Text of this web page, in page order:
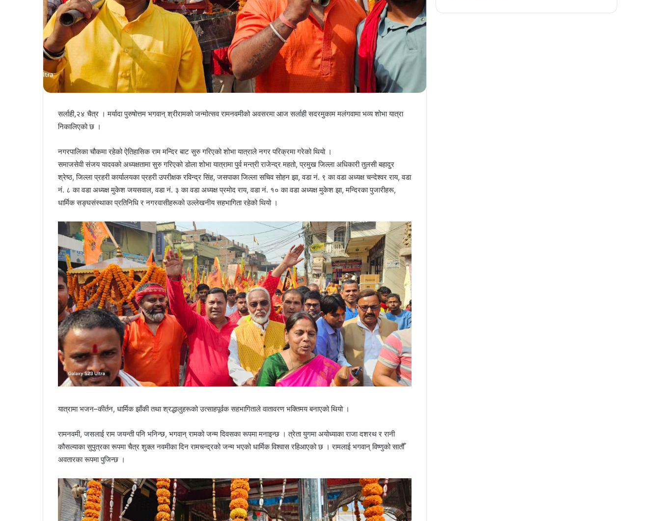
सर्लाही,२४ चैत्र । मर्यादा पुरुषोत्तम भगवान् श्रीरामको जन्मोत्सव रामनवमीको अवसरमा आज सर्लाही सदरमुकाम मलंगवामा भव्य शोभा यात्रा
निकालिएको छ ।
नगरपालिका चौकमा रहेको ऐतिहासिक राम मन्दिर बाट सुरु गरिएको शोभा यात्राले नगर परिक्रमा गरेको थियो ।
समाजसेवी संजय यादवको अध्यक्षतामा सुरु गरिएको डोला शोभा यात्रामा पुर्व मन्त्री राजेन्द्र महतो, प्रमुख जिल्ला अधिकारी तुलसी बहादुर
श्रेष्ठ, जिल्ला प्रहरी कार्यालयका प्रहरी उपरीक्षक रविन्द्र सिंह, जसपाका जिल्ला सचिव सोहन झा, वडा नं. ९ का वडा अध्यक्ष चन्देश्वर राय, वडा
नं. ८ का वडा अध्यक्ष मुकेश जयसवाल, वडा नं. ३ का वडा अध्यक्ष प्रमोद राय, वडा नं. १० का वडा अध्यक्ष मुकेश झा, मन्दिरका पुजारीहरू,
धार्मिक सङ्घसंस्थाका प्रतिनिधि र नगरवासीहरूको उल्लेखनीय सहभागिता रहेको थियो ।
यात्रामा भजन–कीर्तन, धार्मिक झाँकी तथा श्रद्धालुहरूको उत्साहपूर्वक सहभागिताले वातावरण भक्तिमय बनाएको थियो ।
रामनवमी, जसलाई राम जयन्ती पनि भनिन्छ, भगवान् रामको जन्म दिवसका रूपमा मनाइन्छ । त्रेता युगमा अयोध्याका राजा दशरथ र रानी
कौसल्याका सुपुत्रका रूपमा चैत्र शुक्ल नवमीका दिन रामचन्द्रको जन्म भएको धार्मिक विश्वास रहिआएको छ । रामलाई भगवान् विष्णुको सातौँ
अवतारका रूपमा पुजिन्छ ।